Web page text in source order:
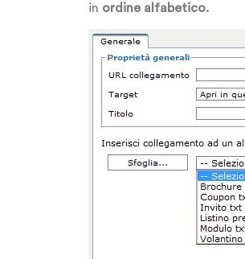
in ordine alfabetico.